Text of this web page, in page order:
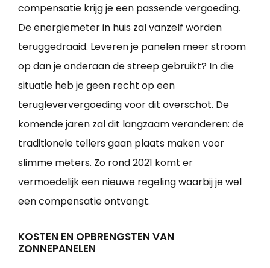
compensatie krijg je een passende vergoeding.
De energiemeter in huis zal vanzelf worden
teruggedraaid. Leveren je panelen meer stroom
op dan je onderaan de streep gebruikt? In die
situatie heb je geen recht op een
terugleververgoeding voor dit overschot. De
komende jaren zal dit langzaam veranderen: de
traditionele tellers gaan plaats maken voor
slimme meters. Zo rond 2021 komt er
vermoedelijk een nieuwe regeling waarbij je wel
een compensatie ontvangt.
KOSTEN EN OPBRENGSTEN VAN
ZONNEPANELEN